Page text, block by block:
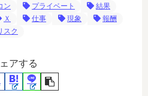
ン プライベート
結果
Ｘ 仕事 現象
報酬
スク
アする